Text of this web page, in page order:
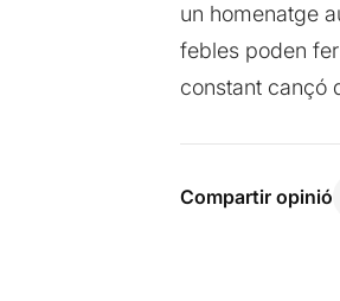
un homenatge
febles poden
constant cançó
Compartir opinió